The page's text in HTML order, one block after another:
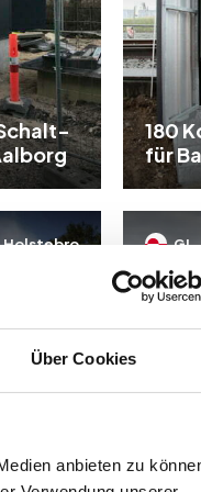
Über Cookies
anbieten zu
180
für
Holstebro GL